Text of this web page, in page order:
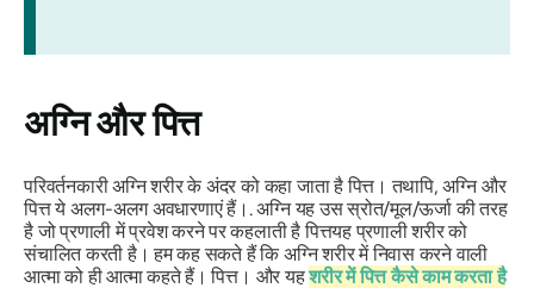
अग्नि और पित्त
परिवर्तनकारीअग्निशरीर के अंदर को कहा जाता हैपित्त । तथापि,अग्निऔर
पित्तये अलग-अलग अवधारणाएं हैं।.अग्नियह उस स्रोत/मूल/ऊर्जा की तरह
है जो प्रणाली में प्रवेश करने पर कहलाती हैपित्तयह प्रणाली शरीर को
संचालित करती है। हम कह सकते हैं कि अग्निशरीर में निवास करने वाली
आत्मा को ही आत्मा कहते हैं।पित्त। और यहशरीर मेंपित्तकैसे काम करता है